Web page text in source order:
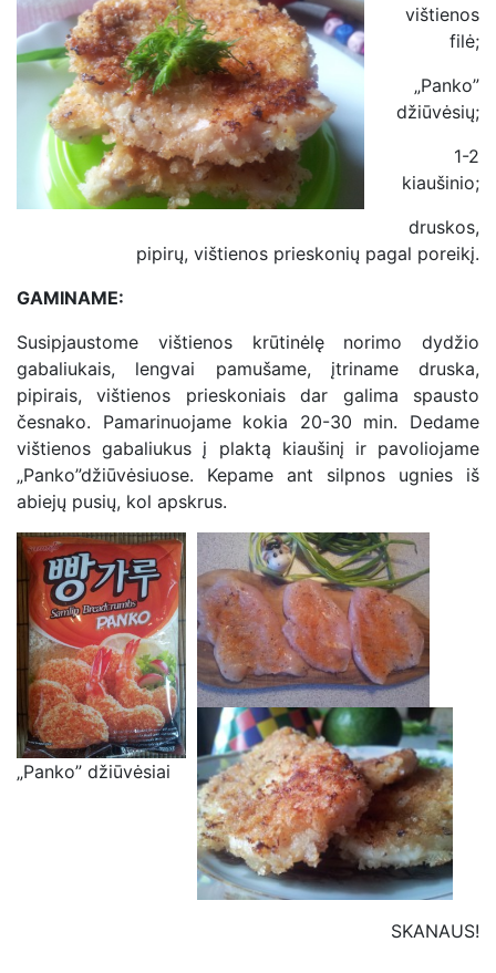
vištienos
filė;
„Panko”
džiūvėsių;
1-2
kiaušinio;
druskos,
pipirų, vištienos prieskonių pagal poreikį.
GAMINAME:
Susipjaustome vištienos krūtinėlę norimo dydžio
gabaliukais, lengvai pamušame, įtriname druska,
pipirais, vištienos prieskoniais dar galima spausto
česnako. Pamarinuojame kokia 20-30 min. Dedame
vištienos gabaliukus į plaktą kiaušinį ir pavoliojame
„Panko”džiūvėsiuose. Kepame ant silpnos ugnies iš
abiejų pusių, kol apskrus.
„Panko” džiūvėsiai
SKANAUS!